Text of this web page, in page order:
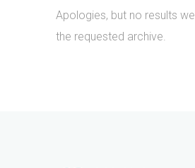
Apologies, but no results
the requested archive.